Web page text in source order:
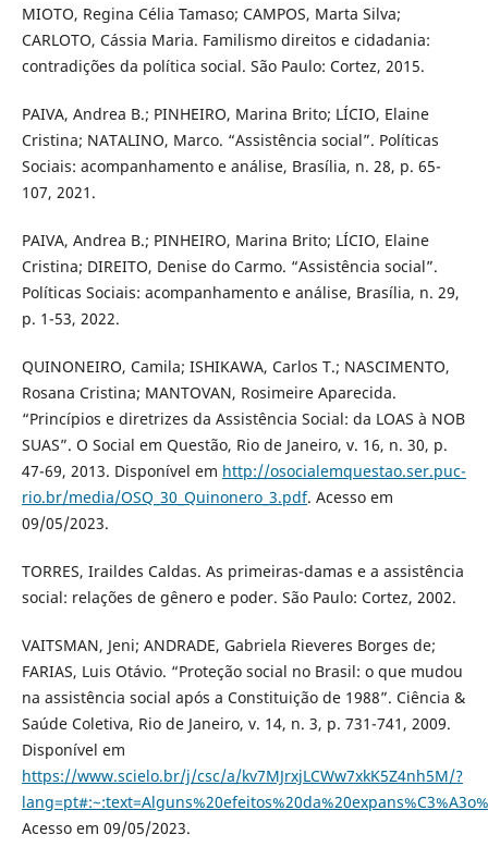
MIOTO, Regina Célia Tamaso; CAMPOS, Marta Silva;
CARLOTO, Cássia Maria. Familismo direitos e cidadania:
contradições da política social. São Paulo: Cortez, 2015.
PAIVA, Andrea B.; PINHEIRO, Marina Brito; LÍCIO, Elaine
Cristina; NATALINO, Marco. “Assistência social”. Políticas
Sociais: acompanhamento e análise, Brasília, n. 28, p. 65-
107, 2021.
PAIVA, Andrea B.; PINHEIRO, Marina Brito; LÍCIO, Elaine
Cristina; DIREITO, Denise do Carmo. “Assistência social”.
Políticas Sociais: acompanhamento e análise, Brasília, n. 29,
p. 1-53, 2022.
QUINONEIRO, Camila; ISHIKAWA, Carlos T.; NASCIMENTO,
Rosana Cristina; MANTOVAN, Rosimeire Aparecida.
“Princípios e diretrizes da Assistência Social: da LOAS à NOB
SUAS”. O Social em Questão, Rio de Janeiro, v. 16, n. 30, p.
47-69, 2013. Disponível em http://osocialemquestao.ser.puc-
rio.br/media/OSQ_30_Quinonero_3.pdf. Acesso em
09/05/2023.
TORRES, Iraildes Caldas. As primeiras-damas e a assistência
social: relações de gênero e poder. São Paulo: Cortez, 2002.
VAITSMAN, Jeni; ANDRADE, Gabriela Rieveres Borges de;
FARIAS, Luis Otávio. “Proteção social no Brasil: o que mudou
na assistência social após a Constituição de 1988”. Ciência &
Saúde Coletiva, Rio de Janeiro, v. 14, n. 3, p. 731-741, 2009.
Disponível em
https://www.scielo.br/j/csc/a/kv7MJrxjLCWw7xkK5Z4nh5M/?
Acesso em 09/05/2023.